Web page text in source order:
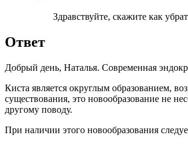
Здравствуйте, скажите как
Ответ
Добрый день, Наталья. Современная
Киста является округлым образованием,
существования, это новообразование не
другому поводу.
При наличии этого новообразования